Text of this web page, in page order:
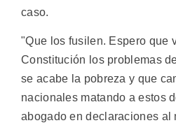
caso.
"Que los fusilen. Espero que
Constitución los problemas
se acabe la pobreza y que
nacionales matando a estos
abogado en declaraciones al